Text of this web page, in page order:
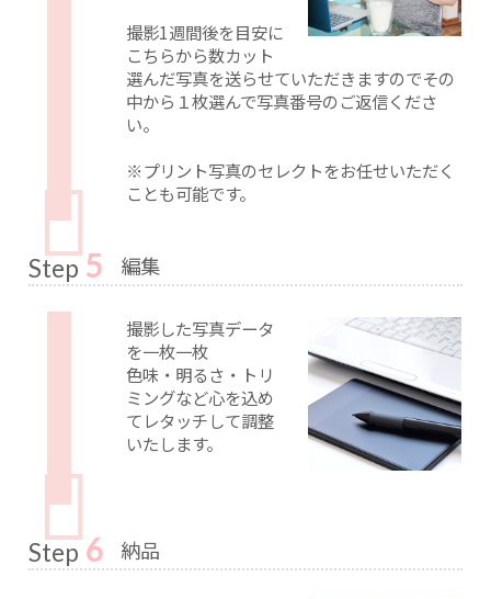
撮影1週間後を目安に
こちらから数カット
選んだ写真を送らせていただきますのでその
中から１枚選んで写真番号のご返信くださ
い。
※プリント写真のセレクトをお任せいただく
ことも可能です。
Step 5 編集
撮影した写真データ
を一枚一枚
色味・明るさ・トリ
ミングなど心を込め
てレタッチして調整
いたします。
Step 6 納品